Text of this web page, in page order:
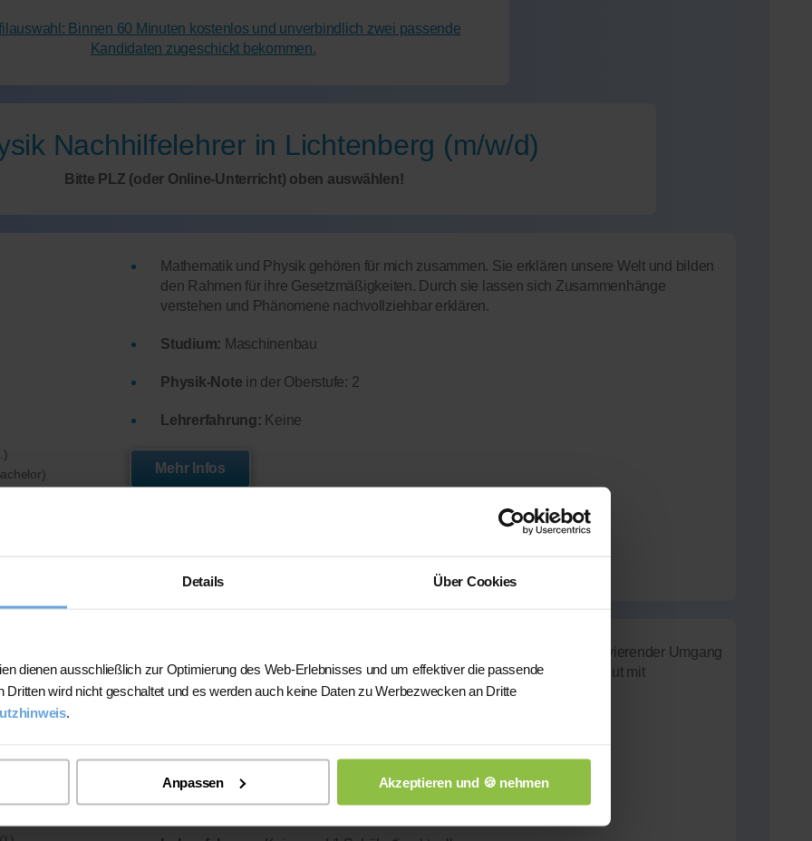
Details Über Cookies
dienen ausschließlich zur Optimierung des Web-Erlebnisses und um effektiver die passende
Dritten wird nicht geschaltet und es werden auch keine Daten zu Werbezwecken an Dritte
.
Anpassen Akzeptieren und 🍪 nehmen
Binnen 60 Minuten kostenlos und unverbindlich zwei passende
Kandidaten zugeschickt bekommen.
Nachhilfelehrer in Lichtenberg (m/w/d)
Bitte PLZ (oder Online-Unterricht) oben auswählen!
Mathematik und Physik gehören für mich zusammen. Sie erklären unsere Welt und bilden
den Rahmen für ihre Gesetzmäßigkeiten. Durch sie lassen sich Zusammenhänge
verstehen und Phänomene nachvollziehbar erklären.
Studium: Maschinenbau
Physik-Note in der Oberstufe: 2
Lehrerfahrung: Keine
Mehr Infos
Niveau)
Neben guten Noten zeichnen mich Geduld, Zuverlässigkeit und ein motivierender Umgang
mit Schülern aus. Durch meinen Teamsport und mein Studium kann ich gut mit
Jugendlichen arbeiten und Wissen verständlich vermitteln.
Physik-Noteim Abitur: 1-